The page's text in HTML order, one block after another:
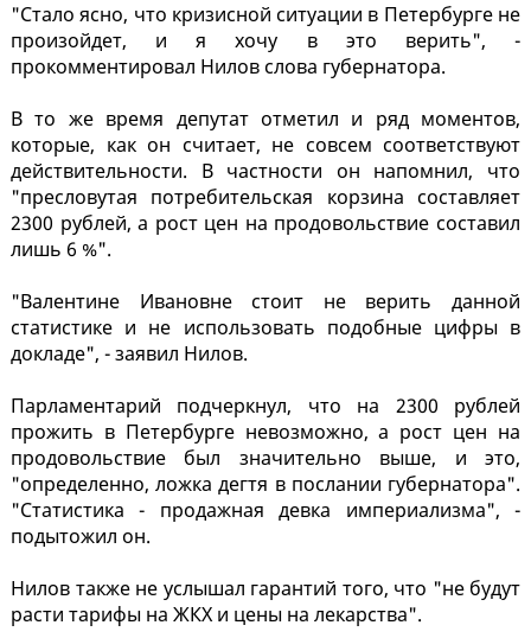
"Стало ясно, что кризисной ситуации в Петербурге не
произойдет, и я хочу в это верить", -
прокомментировал Нилов слова губернатора.
В то же время депутат отметил и ряд моментов,
которые, как он считает, не совсем соответствуют
действительности. В частности он напомнил, что
"пресловутая потребительская корзина составляет
2300 рублей, а рост цен на продовольствие составил
лишь 6 %".
"Валентине Ивановне стоит не верить данной
статистике и не использовать подобные цифры в
докладе", - заявил Нилов.
Парламентарий подчеркнул, что на 2300 рублей
прожить в Петербурге невозможно, а рост цен на
продовольствие был значительно выше, и это,
"определенно, ложка дегтя в послании губернатора".
"Статистика - продажная девка империализма", -
подытожил он.
Нилов также не услышал гарантий того, что "не будут
расти тарифы на ЖКХ и цены на лекарства".